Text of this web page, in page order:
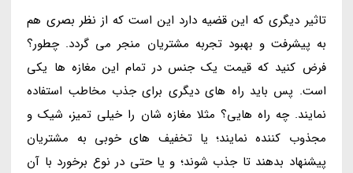
تاثیر دیگری که این قضیه دارد این است که از نظر بصری هم
به پیشرفت و بهبود تجربه مشتریان منجر می گردد. چطور؟
فرض کنید که قیمت یک جنس در تمام این مغازه ها یکی
است. پس باید راه های دیگری برای جذب مخاطب استفاده
نمایند. چه راه هایی؟ مثلا مغازه شان را خیلی تمیز، شیک و
مجذوب کننده نمایند؛ یا تخفیف های خوبی به مشتریان
پیشنهاد بدهند تا جذب شوند؛ و یا حتی در نوع برخورد با آن